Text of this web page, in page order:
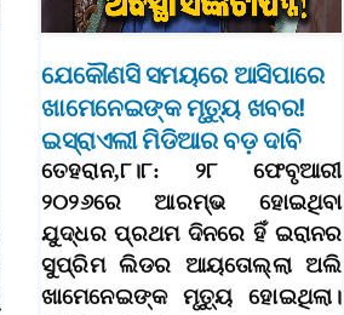
ଯେକୌଣସି ସମୟରେ ଆସିପାରେ
ଖାମେନେଇଙ୍କ ମୃତ୍ୟୁ ଖବର!
ଇସ୍ରାଏଲୀ ମିଡିଆର ବଡ଼ ଦାବି
ତେହରାନ,୮।୮: ୨୮ ଫେବୃଆରୀ
୨୦୨୬ରେ ଆରମ୍ଭ ହୋଇଥିବା
ଯୁଦ୍ଧର ପ୍ରଥମ ଦିନରେ ହିଁ ଇରାନର
ସୁପ୍ରିମ ଲିଡର ଆୟତୋଲ୍ଲା ଅଲି
ଖାମେନେଇଙ୍କ ମୃତ୍ୟୁ ହୋଇଥିଲା।